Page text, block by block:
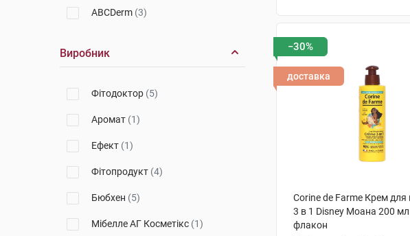
ABCDerm (3)
Виробник
Фітодоктор (5)
Аромат (1)
Ефект (1)
Фітопродукт (4)
Бюбхен (5)
Мібелле АГ Косметікс (1)
−30%
доставка
Corine de Farme Крем для
3 в 1 Disney Моана 200 мл
флакон